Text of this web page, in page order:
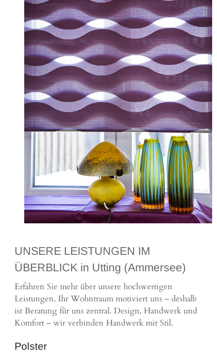
UNSERE LEISTUNGEN IM
ÜBERBLICK in Utting (Ammersee)
Erfahren Sie mehr über unsere hochwertigen
Leistungen. Ihr Wohntraum motiviert uns – deshalb
ist Beratung für uns zentral. Design, Handwerk und
Komfort – wir verbinden Handwerk mit Stil.
Polster